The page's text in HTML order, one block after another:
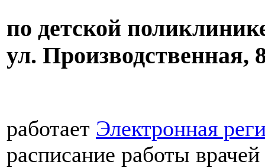
по детской
ул. Производственная,
работает Электронная
расписание работы